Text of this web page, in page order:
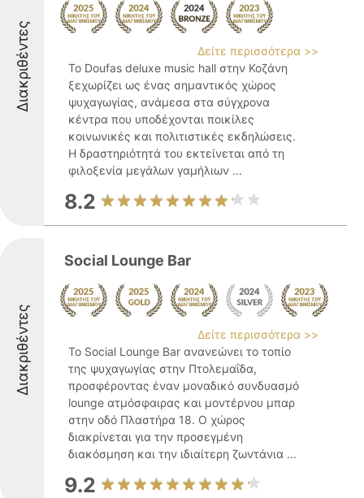
Διακριθέντες
Δείτε περισσότερα >>
Το Doufas deluxe music hall στην Κοζάνη
ξεχωρίζει ως ένας σημαντικός χώρος
ψυχαγωγίας, ανάμεσα στα σύγχρονα
κέντρα που υποδέχονται ποικίλες
κοινωνικές και πολιτιστικές εκδηλώσεις.
Η δραστηριότητά του εκτείνεται από τη
φιλοξενία μεγάλων γαμήλιων ...
8.2
Διακριθέντες
Social Lounge Bar
Δείτε περισσότερα >>
Το Social Lounge Bar ανανεώνει το τοπίο
της ψυχαγωγίας στην Πτολεμαΐδα,
προσφέροντας έναν μοναδικό συνδυασμό
lounge ατμόσφαιρας και μοντέρνου μπαρ
στην οδό Πλαστήρα 18. Ο χώρος
διακρίνεται για την προσεγμένη
διακόσμηση και την ιδιαίτερη ζωντάνια ...
9.2